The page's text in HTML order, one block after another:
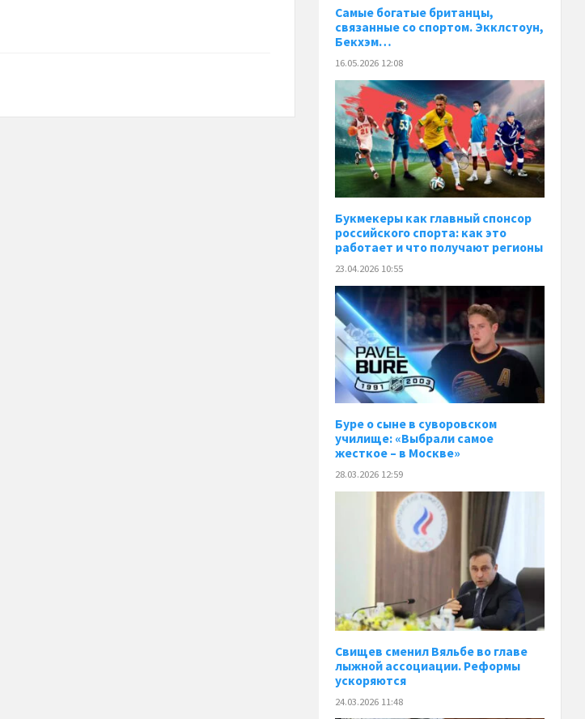
Самые богатые британцы,
связанные со спортом. Экклстоун,
Бекхэм…
16.05.2026 12:08
Букмекеры как главный спонсор
российского спорта: как это
работает и что получают регионы
23.04.2026 10:55
Буре о сыне в суворовском
училище: «Выбрали самое
жесткое – в Москве»
28.03.2026 12:59
Свищев сменил Вяльбе во главе
лыжной ассоциации. Реформы
ускоряются
24.03.2026 11:48